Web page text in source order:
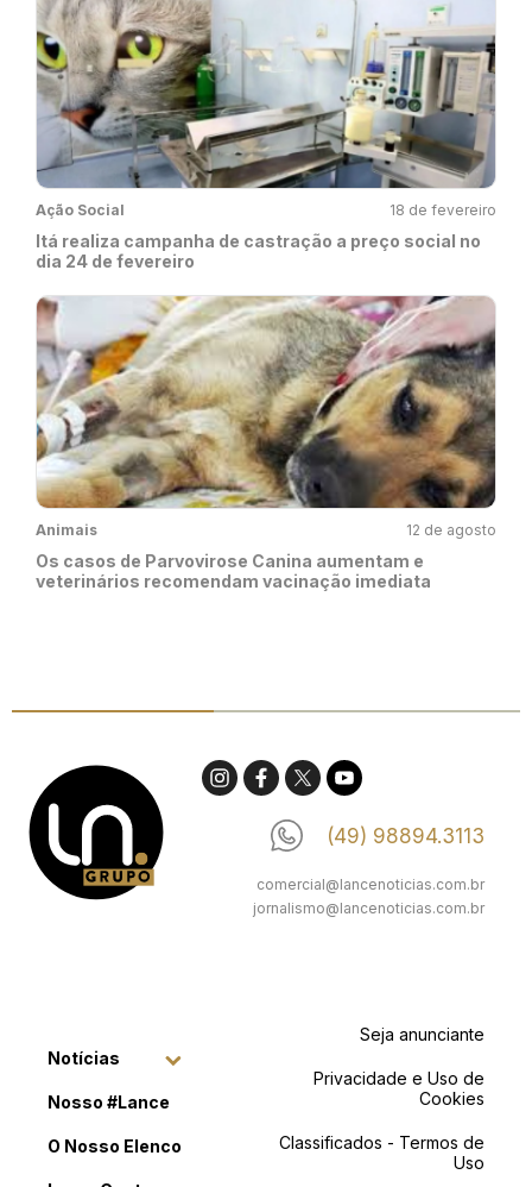
Ação Social 18 de fevereiro
Itá realiza campanha de castração a preço social no
dia 24 de fevereiro
Animais 12 de agosto
Os casos de Parvovirose Canina aumentam e
veterinários recomendam vacinação imediata
(49) 98894.3113
comercial@lancenoticias.com.br
jornalismo@lancenoticias.com.br
Notícias
Nosso #Lance
O Nosso Elenco
Seja anunciante
Privacidade e Uso de
Cookies
Classificados - Termos de
Uso